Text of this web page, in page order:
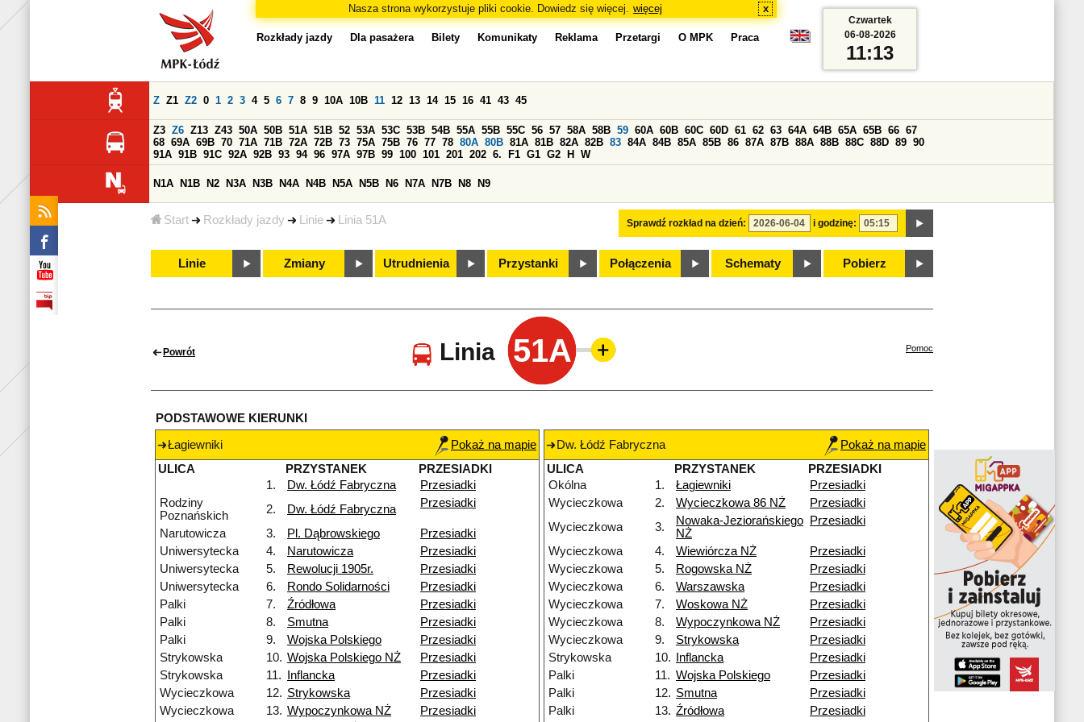
Nasza strona wykorzystuje pliki cookie. Dowiedz się więcej. więcej x
Start Rozkłady jazdy Linie Linia 51A
Rozkłady jazdy Dla pasażera Bilety Komunikaty Reklama Przetargi O MPK Praca
Sprawdź rozkład na dzień: i godzinę:
Z Z1 Z2 0 1 2 3 4 5 6 7 8 9 10A 10B 11 12 13 14 15 16 41 43 45
Z3 Z6 Z13 Z43 50A 50B 51A 51B 52 53A 53C 53B 54B 55A 55B 55C 56 57 58A 58B 59 60A 60B 60C 60D 61 62 63 64A 64B 65A 65B 66 67
68 69A 69B 70 71A 71B 72A 72B 73 75A 75B 76 77 78 80A 80B 81A 81B 82A 82B 83 84A 84B 85A 85B 86 87A 87B 88A 88B 88C 88D 89 90
91A 91B 91C 92A 92B 93 94 96 97A 97B 99 100 101 201 202 6. F1 G1 G2 H W
N1A N1B N2 N3A N3B N4A N4B N5A N5B N6 N7A N7B N8 N9
Linie Zmiany Utrudnienia Przystanki Połączenia Schematy Pobierz
Czwartek
06-08-2026
11:13
Powrót Linia 51A Pomoc
PODSTAWOWE KIERUNKI
Łagiewniki
Pokaż na mapie
ULICA
PRZYSTANEK
PRZESIADKI
1.
Dw. Łódź Fabryczna
Przesiadki
Rodziny
Poznańskich
2. Dw. Łódź Fabryczna Przesiadki
Narutowicza 3. Pl. Dąbrowskiego
Przesiadki
Uniwersytecka
4. Narutowicza
Przesiadki
Uniwersytecka
5. Rewolucji 1905r.
Przesiadki
Uniwersytecka
6. Rondo Solidarności
Przesiadki
Palki
7. Źródłowa
Przesiadki
Palki
8. Smutna
Przesiadki
Palki
9. Wojska Polskiego
Przesiadki
Strykowska
10. Wojska Polskiego NŻ
Przesiadki
Strykowska
11. Inflancka
Przesiadki
Wycieczkowa
12. Strykowska
Przesiadki
Wycieczkowa
13. Wypoczynkowa NŻ Przesiadki
Dw. Łódź Fabryczna
Pokaż na mapie
ULICA
PRZYSTANEK
PRZESIADKI
Okólna
1. Łagiewniki
Przesiadki
Wycieczkowa
2. Wycieczkowa 86 NŻ
Przesiadki
Wycieczkowa
3.
Nowaka-Jeziorańskiego
NŻ
Przesiadki
Wycieczkowa 4. Wiewiórcza NŻ
Przesiadki
Wycieczkowa
5. Rogowska NŻ
Przesiadki
Wycieczkowa
6. Warszawska
Przesiadki
Wycieczkowa
7. Woskowa NŻ
Przesiadki
Wycieczkowa
8. Wypoczynkowa NŻ
Przesiadki
Wycieczkowa
9. Strykowska
Przesiadki
Strykowska
10. Inflancka
Przesiadki
Palki
11. Wojska Polskiego
Przesiadki
Palki
12. Smutna
Przesiadki
Palki
13. Źródłowa Przesiadki